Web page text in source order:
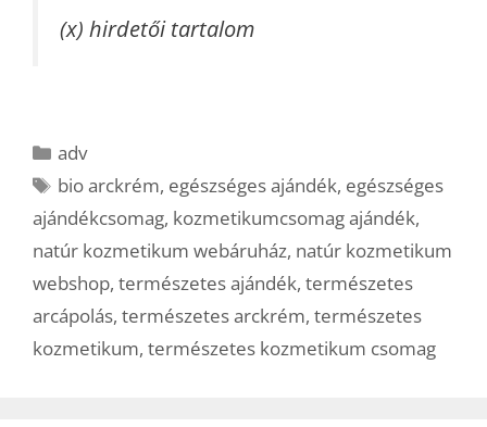
(x) hirdetői tartalom
Kategória
adv
Címkék
bio arckrém, egészséges ajándék, egészséges
ajándékcsomag, kozmetikumcsomag ajándék,
natúr kozmetikum webáruház, natúr kozmetikum
webshop, természetes ajándék, természetes
arcápolás, természetes arckrém, természetes
kozmetikum, természetes kozmetikum csomag